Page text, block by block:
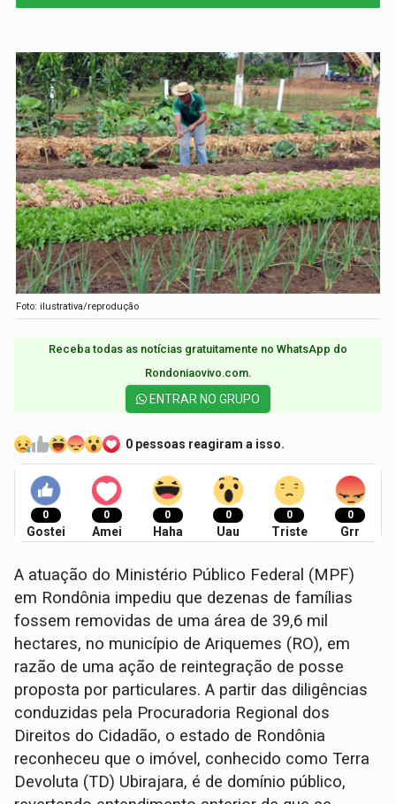
Foto: ilustrativa/reprodução
Receba todas as notícias gratuitamente no WhatsApp do
Rondoniaovivo.com.​
ENTRAR NO GRUPO
0 pessoas reagiram a isso.
0
Gostei
0
Amei
0
Haha
0
Uau
0
Triste
0
Grr
A atuação do Ministério Público Federal (MPF)
em Rondônia impediu que dezenas de famílias
fossem removidas de uma área de 39,6 mil
hectares, no município de Ariquemes (RO), em
razão de uma ação de reintegração de posse
proposta por particulares. A partir das diligências
conduzidas pela Procuradoria Regional dos
Direitos do Cidadão, o estado de Rondônia
reconheceu que o imóvel, conhecido como Terra
Devoluta (TD) Ubirajara, é de domínio público,